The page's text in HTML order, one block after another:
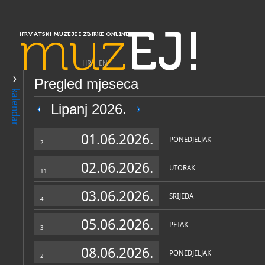
HRVATSKI MUZEJI I ZBIRKE ONLINE
muzEJ!
HR| EN
kalendar
Pregled mjeseca
Lipanj 2026.
2 01.06.2026. PONEDJELJAK
11 02.06.2026. UTORAK
4 03.06.2026. SRIJEDA
3 05.06.2026. PETAK
2 08.06.2026. PONEDJELJAK
PRETRAŽIVANJE
Slavonija, Baranja i Srijem
Muzej Đakovštine
OPĆI PODACI